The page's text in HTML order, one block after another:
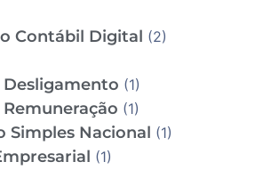
Contábil Digital (2)
Desligamento (1)
(1)
Simples Nacional (1)
(1)